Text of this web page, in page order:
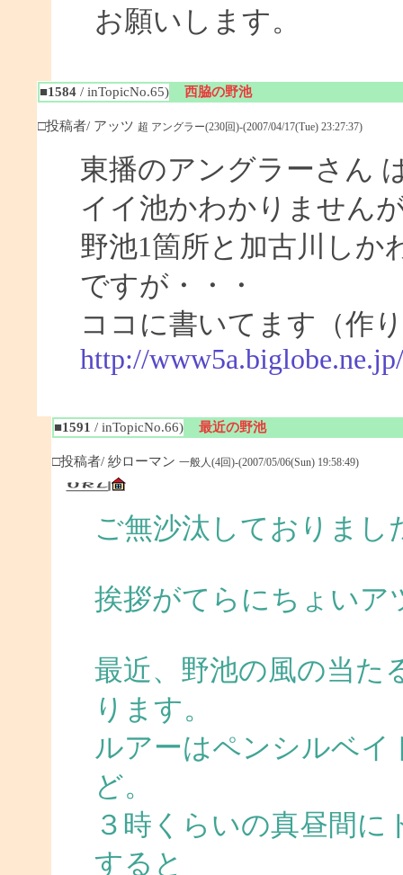
お願いします。
■1584 / inTopicNo.65) 西脇の野池
□投稿者/ アッツ 超 アングラー(230回)-(2007/04/17(Tue) 23:27:37)
東播のアングラーさん
イイ池かわかりません
野池1箇所と加古川しか
ですが・・・
ココに書いてます（作
http://
■1591 / inTopicNo.66) 最近の野池
□投稿者/ 紗ローマン 一般人(4回)-(2007/05/06(Sun) 19:58:49)
ご無沙汰しておりまし
挨拶がてらにちょいア
最近、野池の風の当た
ります。
ルアーはペンシルベ
ど。
３時くらいの真昼間
すると